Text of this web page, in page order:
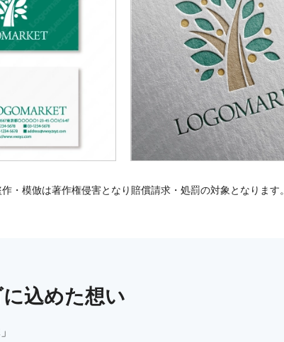
・模倣は著作権侵害となり賠償請求・処罰の対象となります。
に込めた想い